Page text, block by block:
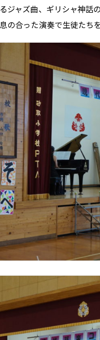
ジャズ曲、ギリシャ神話
の合った演奏で生徒たち